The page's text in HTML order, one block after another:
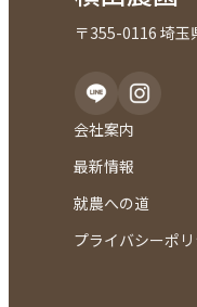
〒355-0116 埼玉
会社案内
最新情報
就農への道
プライバシーポ